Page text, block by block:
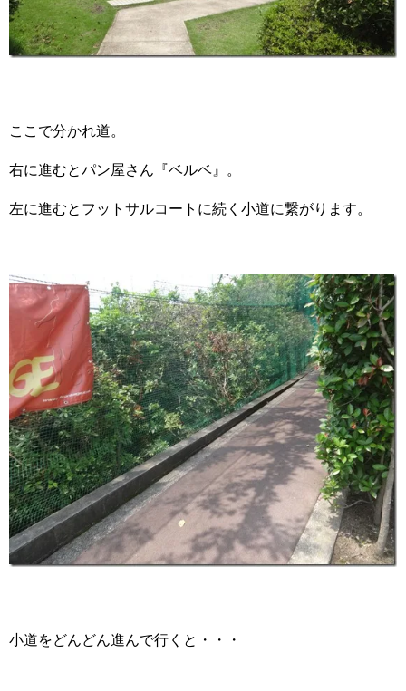
ここで分かれ道。
右に進むとパン屋さん『ベルベ』。
左に進むとフットサルコートに続く小道に繋がります。
小道をどんどん進んで行くと・・・